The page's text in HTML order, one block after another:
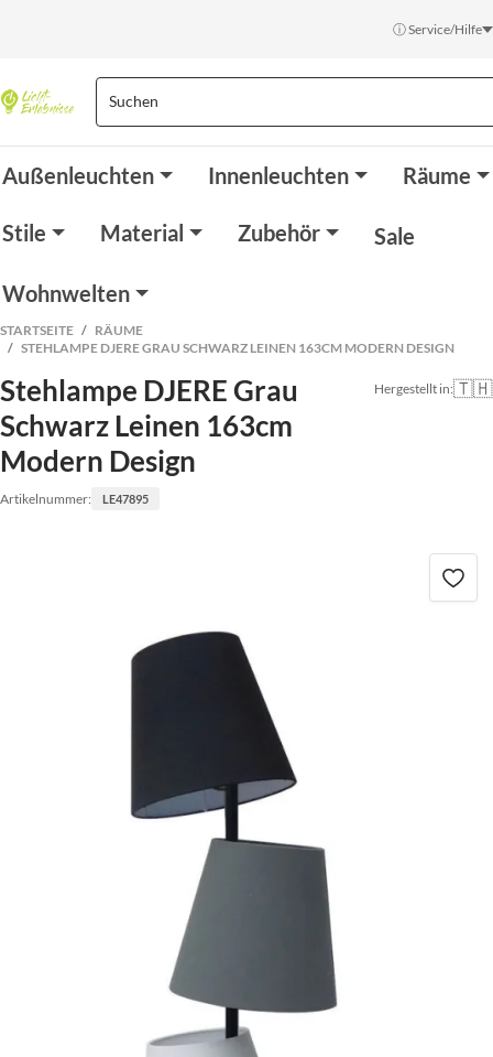
ⓘ Service/Hilfe
Außenleuchten Innenleuchten Räume
Stile Material Zubehör Sale
Wohnwelten
STARTSEITE
RÄUME
STEHLAMPE DJERE GRAU SCHWARZ LEINEN 163CM MODERN DESIGN
Stehlampe DJERE Grau
Schwarz Leinen 163cm
Modern Design
Artikelnummer: LE47895
Hergestellt in:🇹🇭